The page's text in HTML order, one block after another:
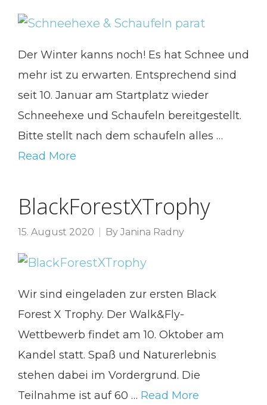
Der Winter kanns noch! Es hat Schnee und
mehr ist zu erwarten. Entsprechend sind
seit 10. Januar am Startplatz wieder
Schneehexe und Schaufeln bereitgestellt.
Bitte stellt nach dem schaufeln alles …
Read More
BlackForestXTrophy
15. August 2020 By Janina Radny
Wir sind eingeladen zur ersten Black
Forest X Trophy. Der Walk&Fly-
Wettbewerb findet am 10. Oktober am
Kandel statt. Spaß und Naturerlebnis
stehen dabei im Vordergrund. Die
Teilnahme ist auf 60 … Read More